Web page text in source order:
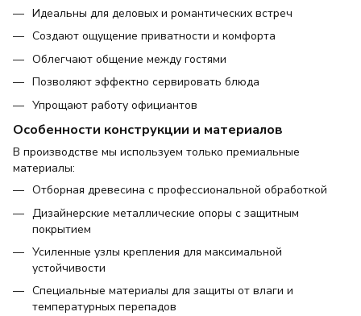
Идеальны для деловых и романтических встреч
Создают ощущение приватности и комфорта
Облегчают общение между гостями
Позволяют эффектно сервировать блюда
Упрощают работу официантов
Особенности конструкции и материалов
В производстве мы используем только премиальные
материалы:
Отборная древесина с профессиональной обработкой
Дизайнерские металлические опоры с защитным
покрытием
Усиленные узлы крепления для максимальной
устойчивости
Специальные материалы для защиты от влаги и
температурных перепадов